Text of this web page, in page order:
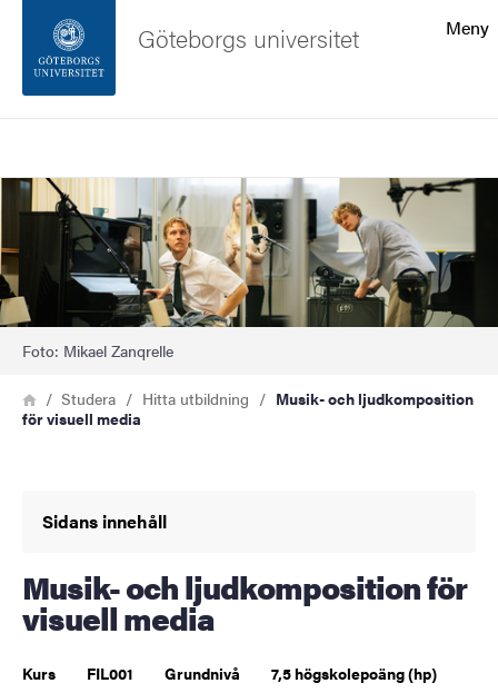
Sidfoten
Om webbplatsen
Meny
Göteborgs universitet
Bild
Foto: Mikael Zanqrelle
Länkstig
HemStudera Hitta utbildning
Musik- och ljudkomposition
för visuell media
Sidans innehåll
Musik- och ljudkomposition för
visuell media
Kurs FIL001 Grundnivå 7,5 högskolepoäng (hp)